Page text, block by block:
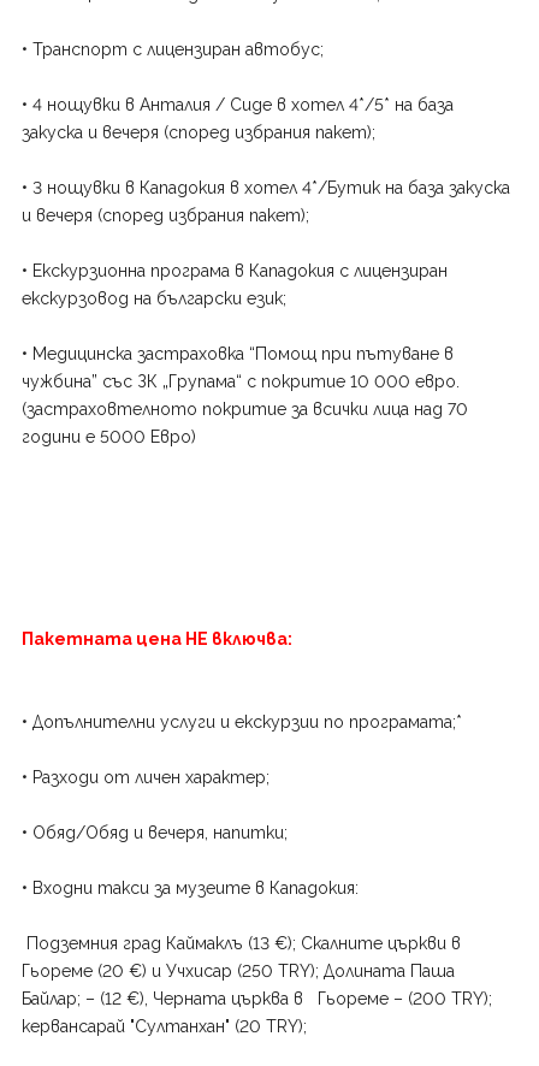
• Транспорт с лицензиран автобус;
• 4 нощувки в Анталия / Сиде в хотел 4*/5* на база
закуска и вечеря (според избрания пакет);
• 3 нощувки в Кападокия в хотел 4*/Бутик на база закуска
и вечеря (според избрания пакет);
• Екскурзионна програма в Кападокия с лицензиран
екскурзовод на български език;
• Медицинска застраховка “Помощ при пътуване в
чужбина” със ЗК „Групама“ с покритие 10 000 евро.
(застраховтелното покритие за всички лица над 70
години е 5000 Евро)
Пакетната цена НЕ включва:
• Допълнителни услуги и екскурзии по програмата;*
• Разходи от личен характер;
• Обяд/Обяд и вечеря, напитки;
• Входни такси за музеите в Кападокия:
Подземния град Каймаклъ (13 €); Скалните църкви в
Гьореме (20 €) и Учхисар (250 TRY); Долината Паша
Байлар; – (12 €), Черната църква в Гьореме – (200 TRY);
кервансарай "Султанхан" (20 TRY);